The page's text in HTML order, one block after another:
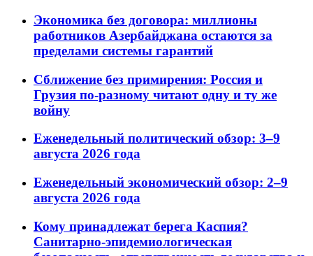
Экономика без договора: миллионы
работников Азербайджана остаются за
пределами системы гарантий
Сближение без примирения: Россия и
Грузия по-разному читают одну и ту же
войну
Еженедельный политический обзор: 3–9
августа 2026 года
Еженедельный экономический обзор: 2–9
августа 2026 года
Кому принадлежат берега Каспия?
Санитарно-эпидемиологическая